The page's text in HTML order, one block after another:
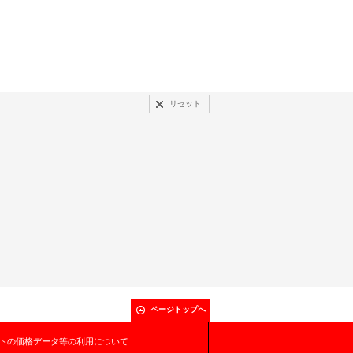
リセット
ページトップへ
の価格データ等の利用について